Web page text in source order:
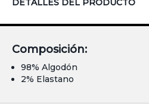
Composición:
98% Algodón
2% Elastano